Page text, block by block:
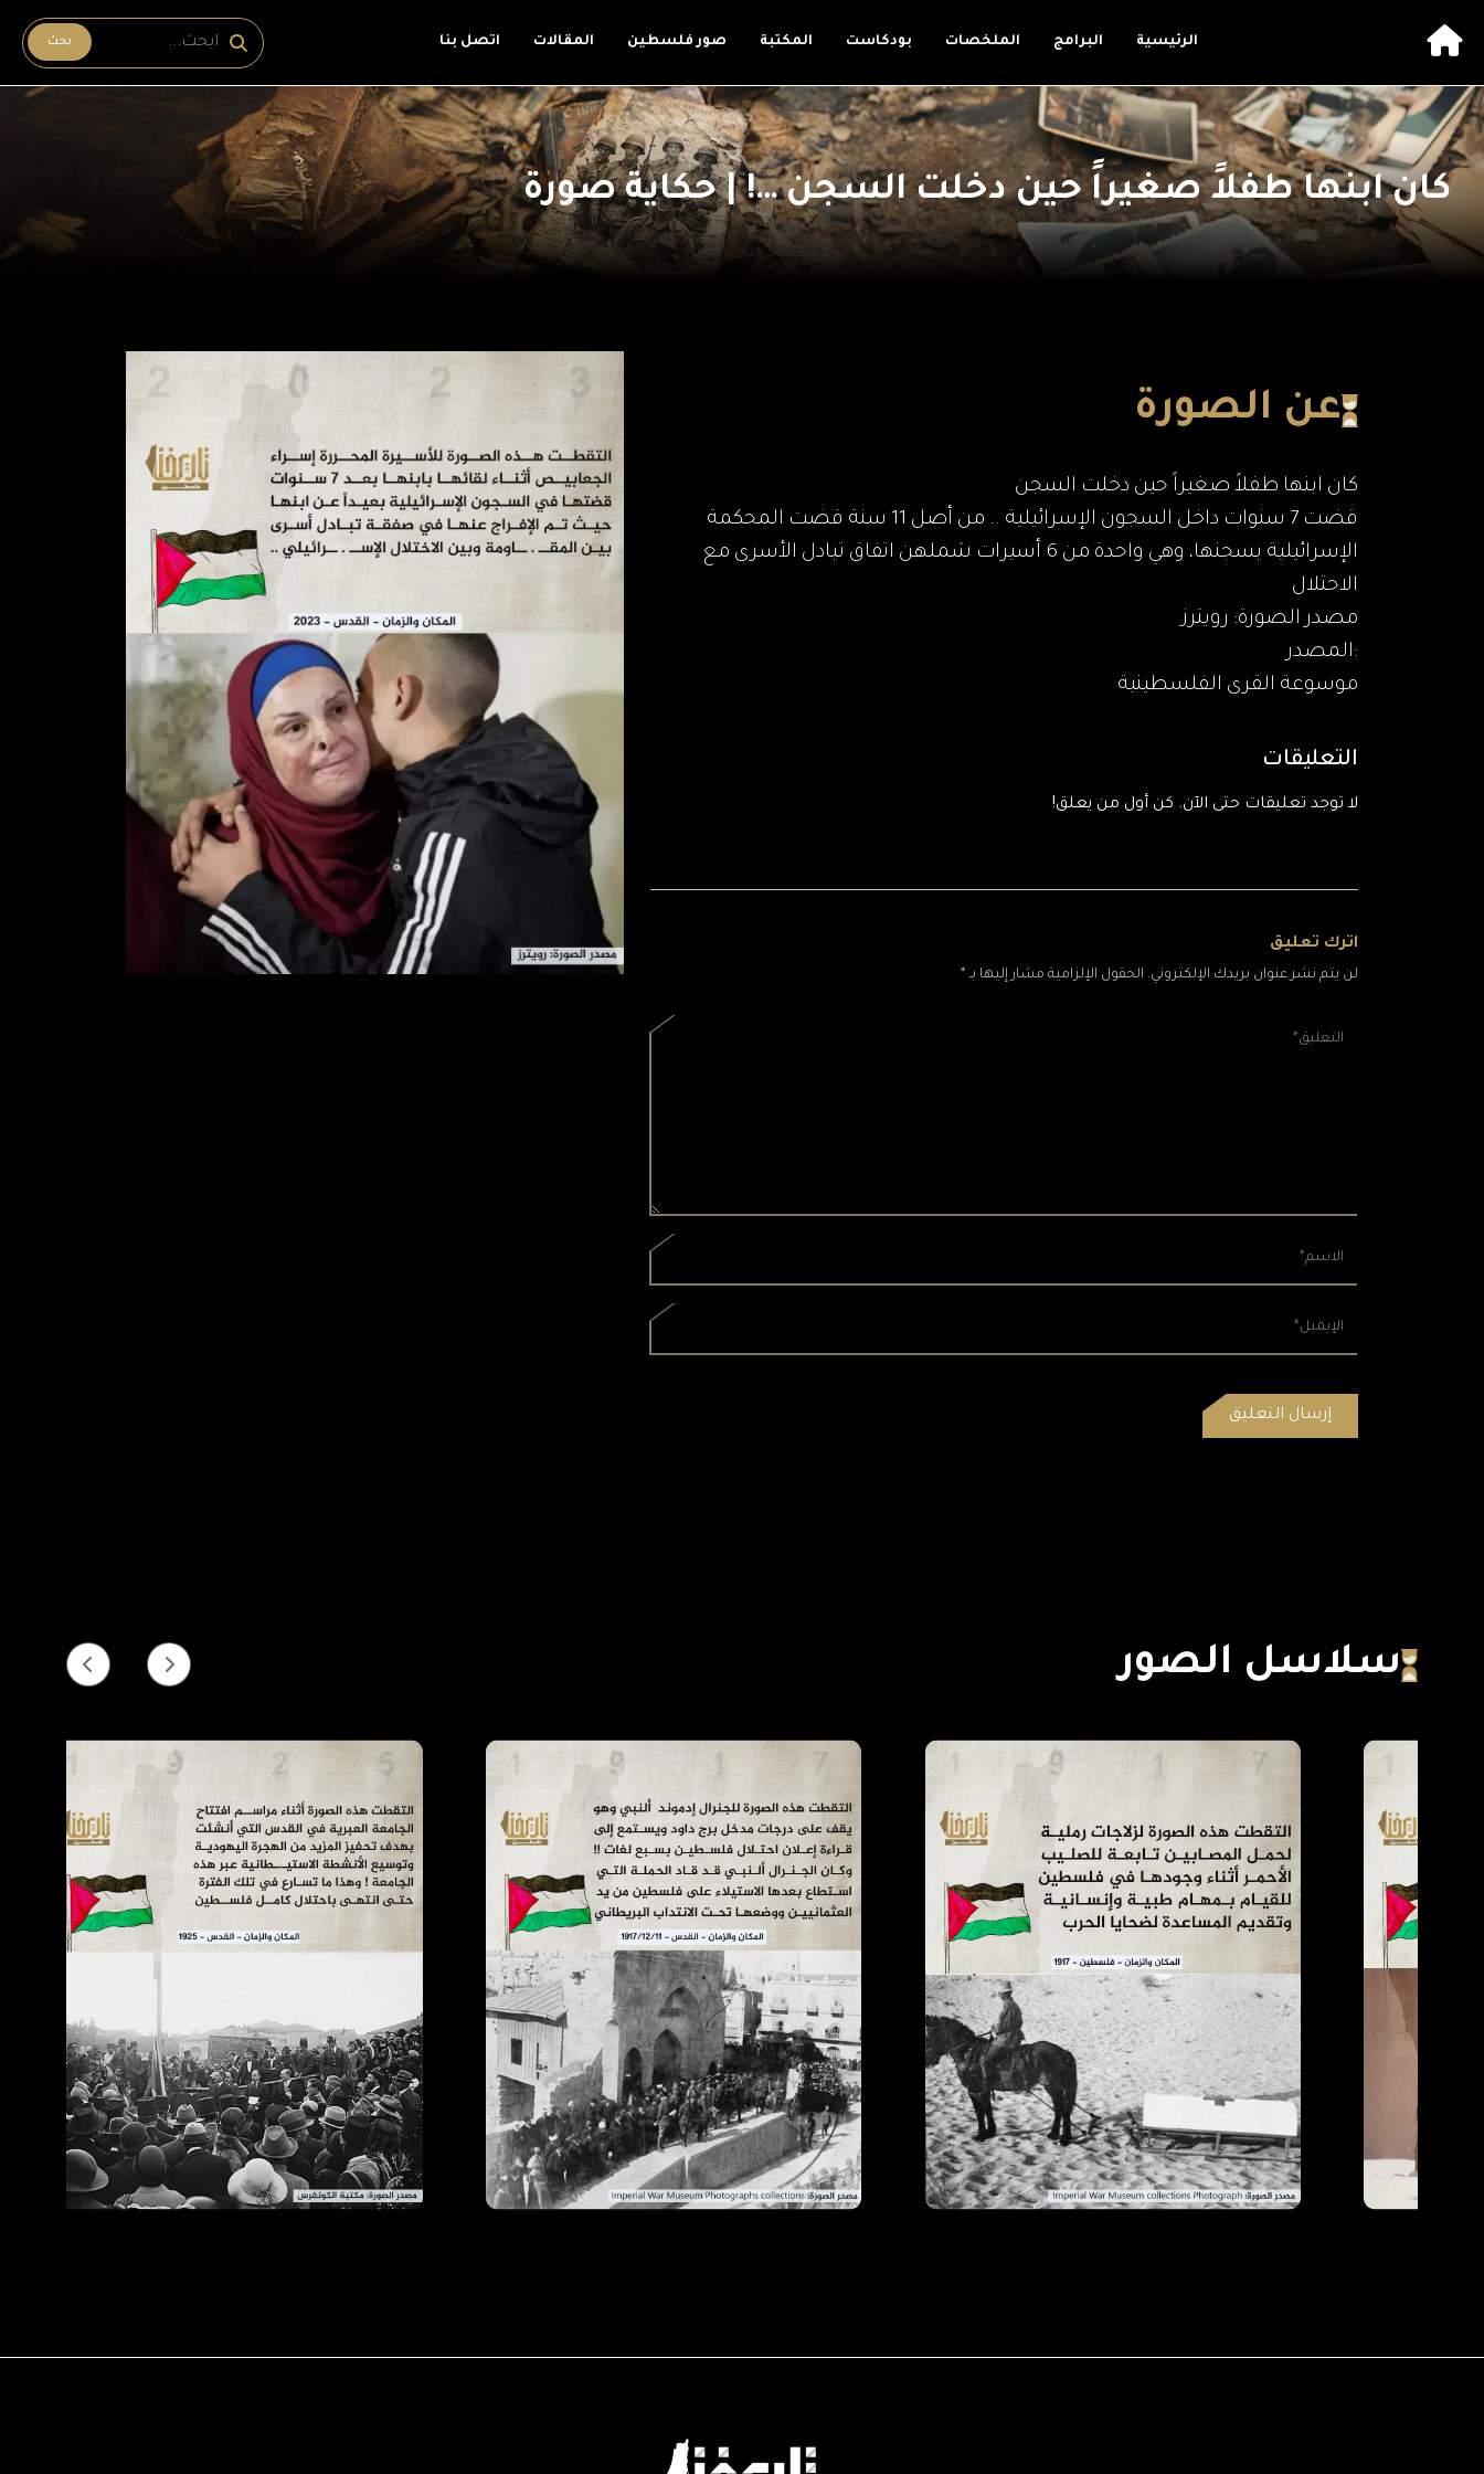
الرئيسية البرامج الملخصات بودكاست المكتبة صور فلسطين المقالات اتصل بنا بحث
كان ابنها طفلاً صغيراً حين دخلت السجن …! | حكاية صورة
عن الصورة
كان ابنها طفلاً صغيراً حين دخلت السجن
قضت 7 سنوات داخل السجون الإسرائيلية .. من أصل 11 سنة قضت المحكمة
الإسرائيلية بسجنها، وهي واحدة من 6 أسيرات شملهن اتفاق تبادل الأسرى مع
الاحتلال
مصدر الصورة: رويترز
:المصدر
موسوعة القرى الفلسطينية
التعليقات
لا توجد تعليقات حتى الآن. كن أول من يعلق!
اترك تعليق
لن يتم نشر عنوان بريدك الإلكتروني. الحقول الإلزامية مشار إليها بـ *
سلاسل الصور